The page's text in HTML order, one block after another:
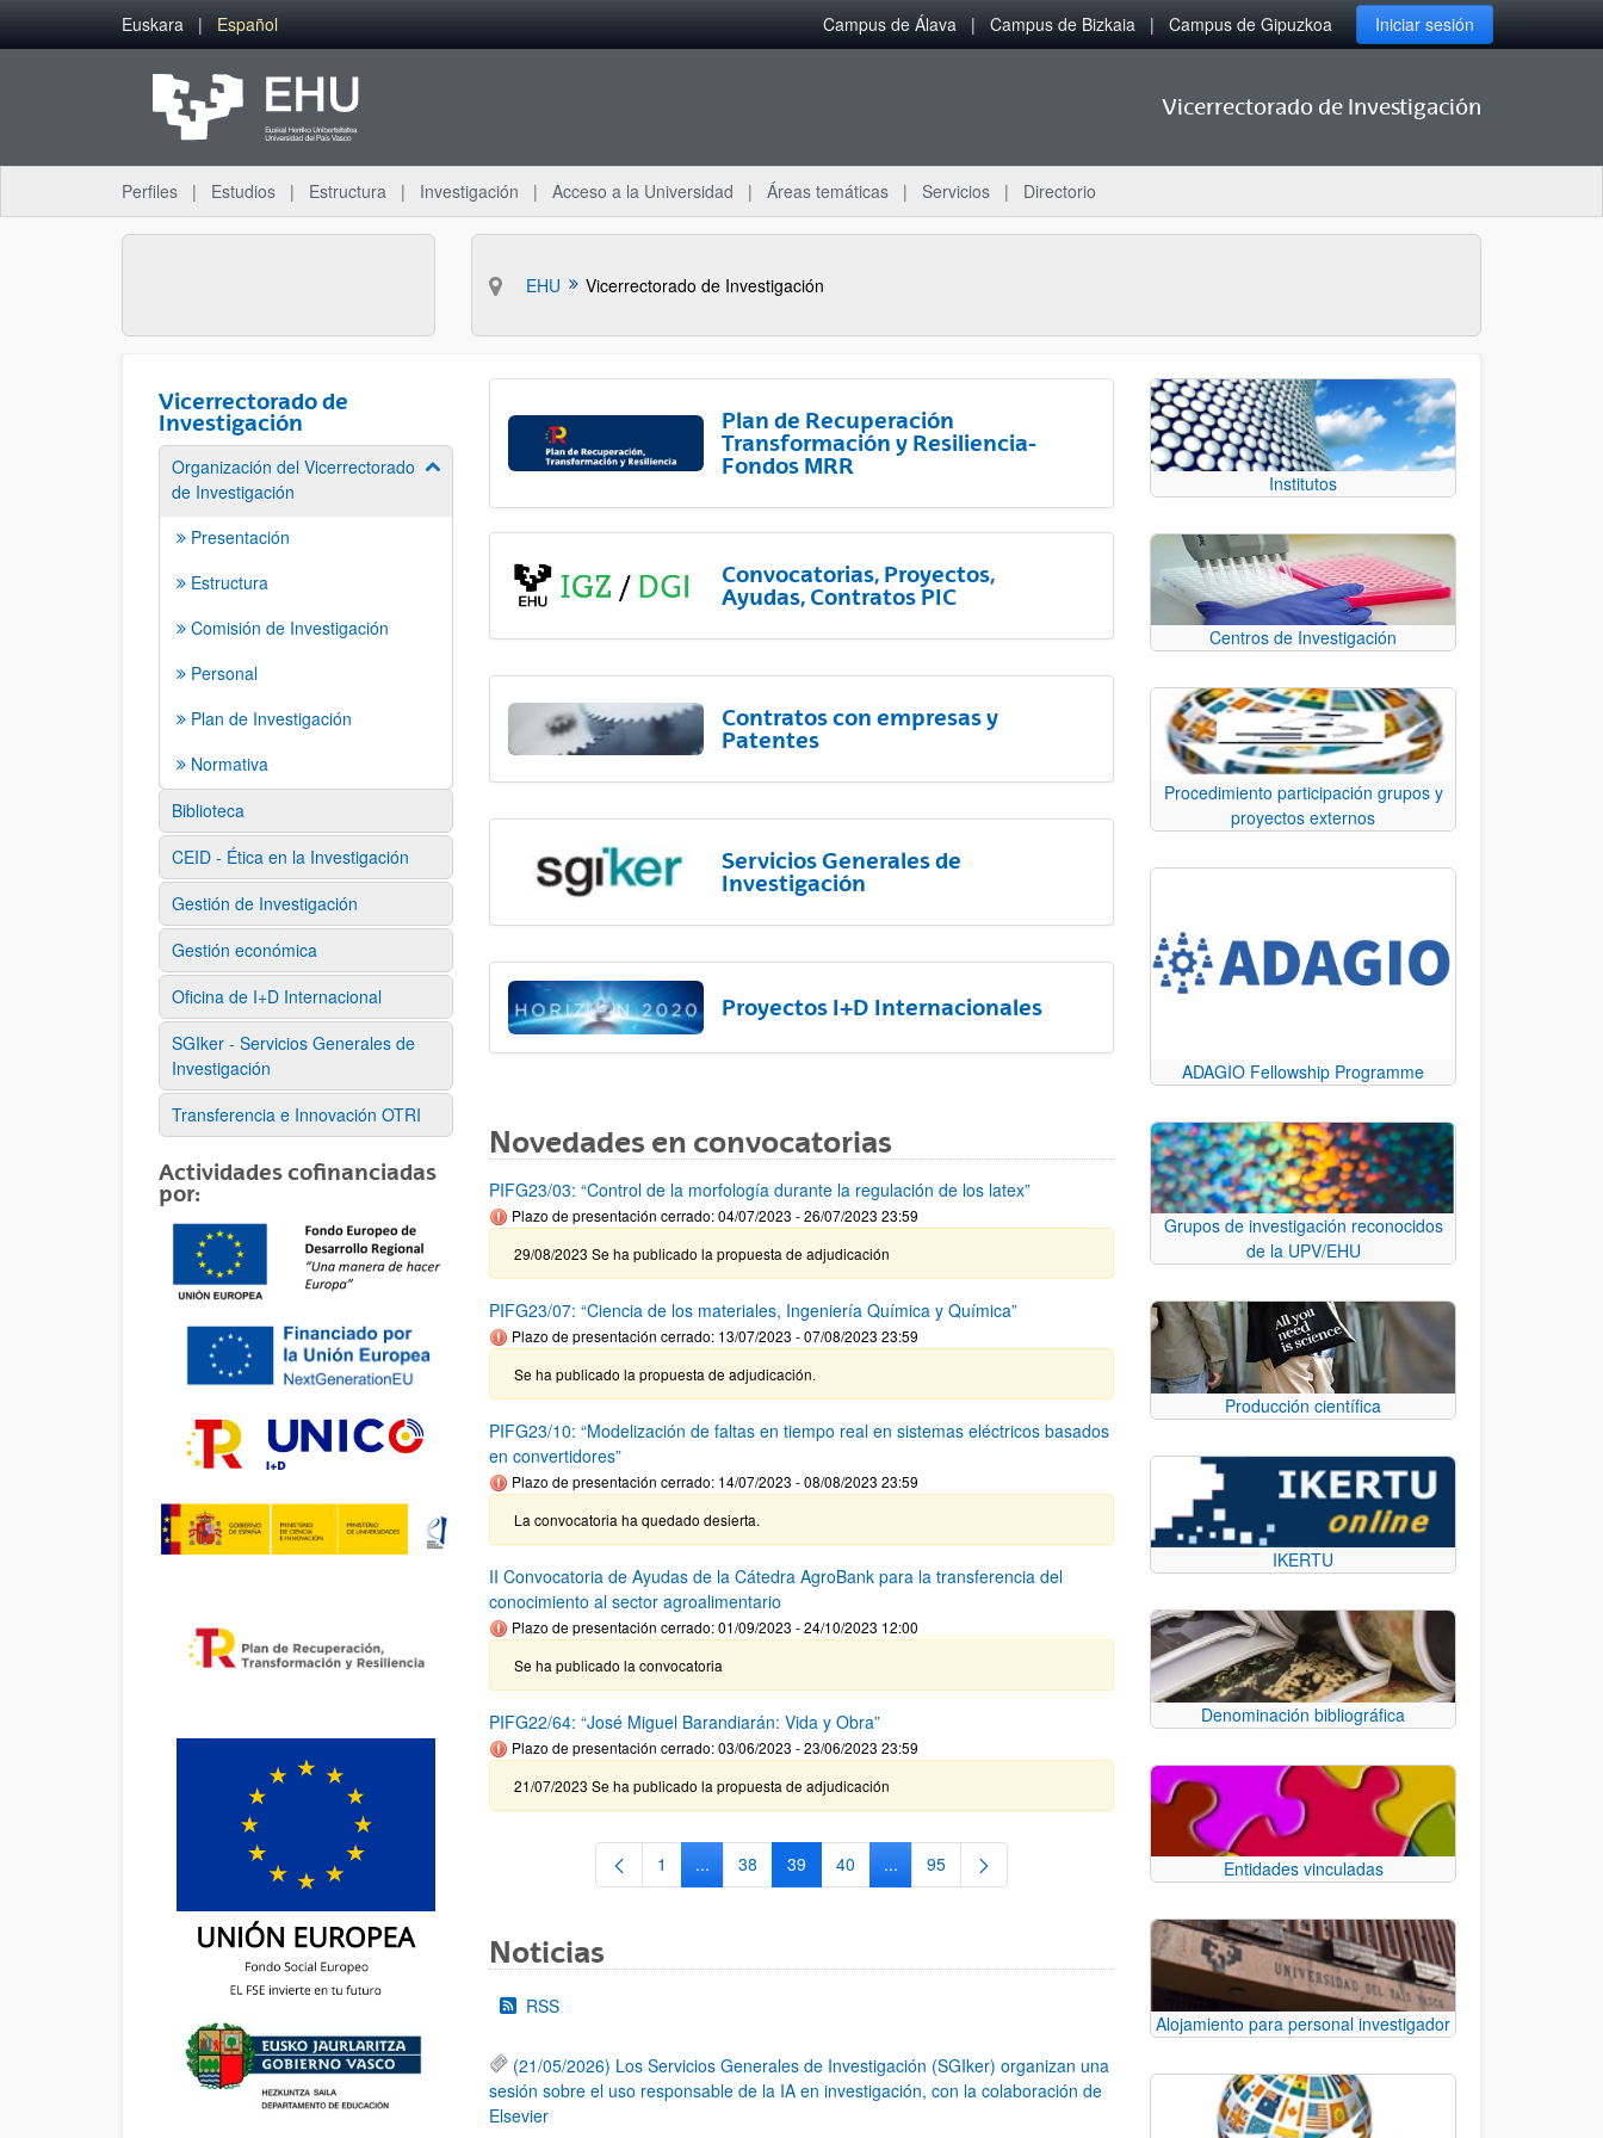
Saltar al contenido principal
Euskara Español Campus de Álava Campus de Bizkaia Campus de Gipuzkoa Iniciar sesión
Vicerrectorado de Investigación
Perfiles Estudios Estructura Investigación Acceso a la Universidad Áreas temáticas Servicios Directorio
EHU Vicerrectorado de Investigación
Vicerrectorado de
Investigación
Organización del Vicerrectorado
de Investigación
Mostrar/ocultar subpáginas
Presentación
Estructura
Comisión de Investigación
Personal
Plan de Investigación
Normativa
Biblioteca
CEID - Ética en la Investigación
Gestión de Investigación
Gestión económica
Oficina de I+D Internacional
SGIker - Servicios Generales de
Investigación
Transferencia e Innovación OTRI
Actividades cofinanciadas
por:
Plan de Recuperación
Transformación y Resiliencia-
Fondos MRR
Convocatorias, Proyectos,
Ayudas, Contratos PIC
Contratos con empresas y
Patentes
Servicios Generales de
Investigación
Proyectos I+D Internacionales
Novedades en convocatorias
PIFG23/03: “Control de la morfología durante la regulación de los latex”
Plazo de presentación cerrado: 04/07/2023 - 26/07/2023 23:59
29/08/2023 Se ha publicado la propuesta de adjudicación
PIFG23/07: “Ciencia de los materiales, Ingeniería Química y Química”
Plazo de presentación cerrado: 13/07/2023 - 07/08/2023 23:59
Se ha publicado la propuesta de adjudicación.
PIFG23/10: “Modelización de faltas en tiempo real en sistemas eléctricos basados
en convertidores”
Plazo de presentación cerrado: 14/07/2023 - 08/08/2023 23:59
La convocatoria ha quedado desierta.
II Convocatoria de Ayudas de la Cátedra AgroBank para la transferencia del
conocimiento al sector agroalimentario
Plazo de presentación cerrado: 01/09/2023 - 24/10/2023 12:00
Se ha publicado la convocatoria
PIFG22/64: “José Miguel Barandiarán: Vida y Obra”
Plazo de presentación cerrado: 03/06/2023 - 23/06/2023 23:59
21/07/2023 Se ha publicado la propuesta de adjudicación
Página
1 ...Páginas intermedias Use TAB para desplazarse.
Página
38 Página
39 Página
40 ...Páginas intermedias Use TAB para desplazarse.
Página
95
Noticias
RSS
(21/05/2026) Los Servicios Generales de Investigación (SGIker) organizan una
sesión sobre el uso responsable de la IA en investigación, con la colaboración de
Elsevier
Institutos
Centros de Investigación
Procedimiento participación grupos y
proyectos externos
ADAGIO Fellowship Programme
Grupos de investigación reconocidos
de la UPV/EHU
Producción científica
IKERTU
Denominación bibliográfica
Entidades vinculadas
Alojamiento para personal investigador